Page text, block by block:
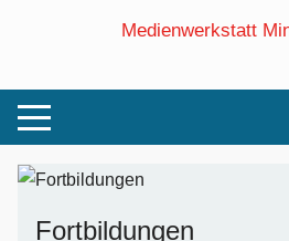
Medienwerkstatt
Fortbildungen